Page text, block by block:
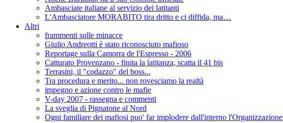
Ambasciate italiane al servizio dei latitanti
L'Ambasciatore MORABITO tira dritto e ci diffida, ma…
Altri
frammenti sulle minacce
Giulio Andreotti è stato riconosciuto mafioso
Reportage sulla Camorra de l'Espresso - 2006
Catturato Provenzano - finita la latitanza, scatta il 41 bis
Terrasini, il "codazzo" del boss...
Tra procedura e merito... non rovesciamo la realtà
impegno e azione contro le mafie
V-day 2007 - rassegna e commenti
La sveglia di Pignatone al Nord
Ogni familiare dei mafiosi puo' far implodere dall'interno l'Organizzazione